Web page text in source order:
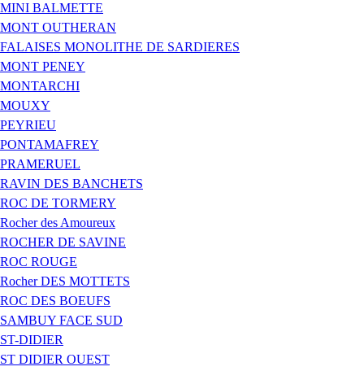
MINI BALMETTE
MONT OUTHERAN
FALAISES MONOLITHE DE SARDIERES
MONT PENEY
MONTARCHI
MOUXY
PEYRIEU
PONTAMAFREY
PRAMERUEL
RAVIN DES BANCHETS
ROC DE TORMERY
Rocher des Amoureux
ROCHER DE SAVINE
ROC ROUGE
Rocher DES MOTTETS
ROC DES BOEUFS
SAMBUY FACE SUD
ST-DIDIER
ST DIDIER OUEST